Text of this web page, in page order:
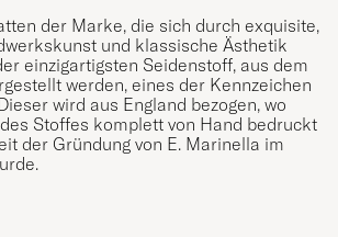
der Marke, die sich durch exquisite,
und klassische Ästhetik
einzigartigsten Seidenstoff, aus dem
werden, eines der Kennzeichen
wird aus England bezogen, wo
Stoffes komplett von Hand bedruckt
der Gründung von E. Marinella im